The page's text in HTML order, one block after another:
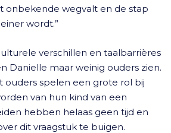
onbekende wegvalt en de stap
wordt.”
verschillen en taalbarrières
Danielle maar weinig ouders zien.
ouders spelen een grote rol bij
van hun kind van een
hebben helaas geen tijd en
dit vraagstuk te buigen.